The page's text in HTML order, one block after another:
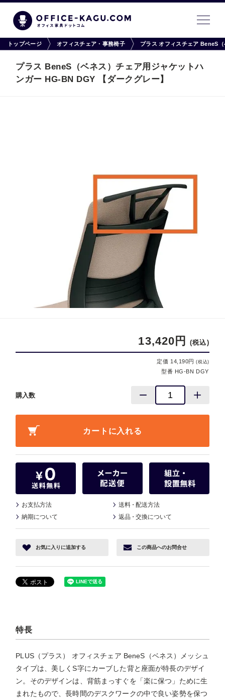
トップページ オフィスチェア・事務椅子 プラス オフィスチェア BeneS
プラス BeneS（ベネス）チェア用ジャケットハ
ンガー HG-BN DGY 【ダークグレー】
13,420円 (税込)
定価 14,190円(税込)
型番 HG-BN DGY
購入数
お支払方法 送料・配送方法
納期について
返品・交換について
お気に入り に追加する この商品へのお問合せ
特長
PLUS（プラス） オフィスチェア BeneS（ベネス）メッシュ
タイプは、美しくS字にカーブした背と座面が特長のデザイ
ン。そのデザインは、背筋まっすぐを「楽に保つ」ために生
まれたもので、長時間のデスクワークの中で良い姿勢を保つ